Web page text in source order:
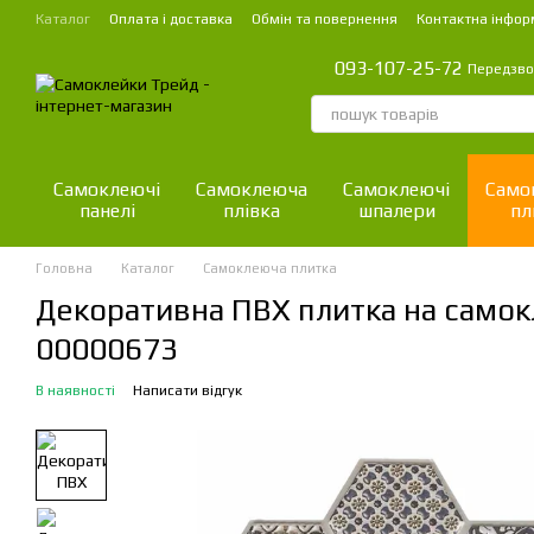
Перейти до основного контенту
Каталог Оплата і доставка Обмін та повернення Контактна
093-107-25-72
Самоклеючі
панелі
Самоклеюча
плівка
Самоклеючі
шпалери
Головна Каталог Самоклеюча плитка
Декоративна ПВХ плитка на
00000673
В наявності Написати відгук